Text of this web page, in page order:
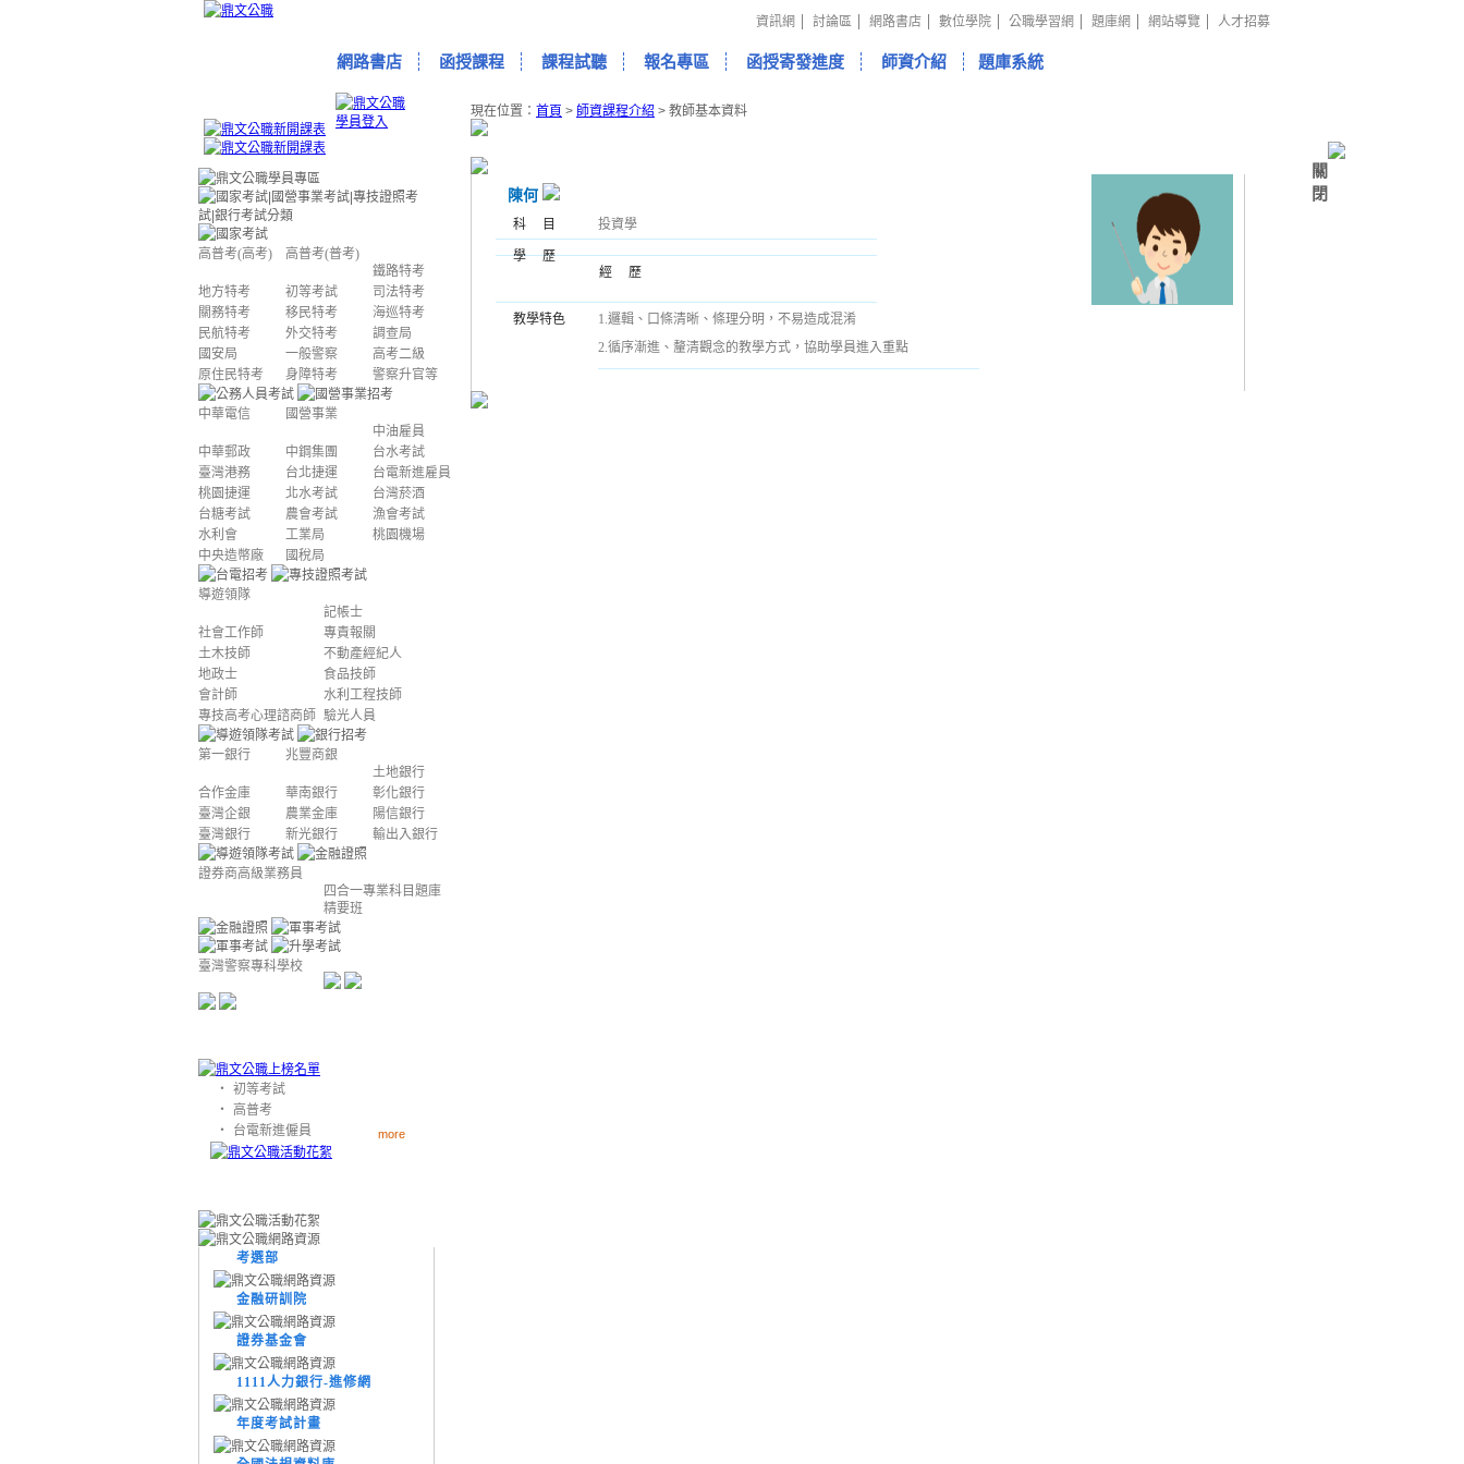
資訊網 討論區 網路書店 數位學院 公職學習網 題庫網 網站導覽 人才招募
網路書店 函授課程 課程試聽 報名專區 函授寄發進度 師資介紹 題庫系統
高普考(高考)
高普考(普考)
鐵路特考
地方特考
初等考試
司法特考
關務特考
移民特考
海巡特考
民航特考
外交特考
調查局
國安局
一般警察
高考二級
原住民特考
身障特考 警察升官等
中華電信
國營事業
中油雇員
中華郵政
中鋼集團
台水考試
臺灣港務
台北捷運
台電新進雇員
桃園捷運
北水考試
台灣菸酒
台糖考試
農會考試
漁會考試
水利會
工業局
桃園機場
中央造幣廠
國稅局
導遊領隊
記帳士
社會工作師
專責報關
土木技師
不動產經紀人
地政士
食品技師
會計師
水利工程技師
專技高考心理諮商師 驗光人員
第一銀行
兆豐商銀
土地銀行
合作金庫
華南銀行
彰化銀行
臺灣企銀
農業金庫
陽信銀行
臺灣銀行
新光銀行 輸出入銀行
證券商高級業務員
四合一專業科目題庫
精要班
臺灣警察專科學校
‧
初等考試
‧
高普考
‧
台電新進僱員 more
考選部
金融研訓院
證券基金會
1111人力銀行-進修網
年度考試計畫
現在位置： 首頁 > 師資課程介紹 > 教師基本資料
陳何
科目 投資學
學歷
經歷
教學特色
1.邏輯、口條清晰、條理分明，不易造成混淆
2.循序漸進、釐清觀念的教學方式，協助學員進入重點
關
閉